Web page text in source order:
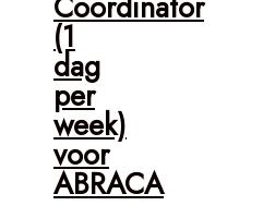
(1
dag
per
week)
voor
ABRACA